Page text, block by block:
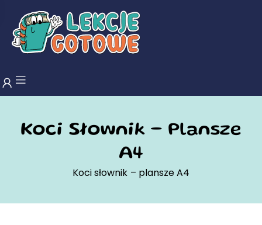
Koci Słownik – Plansze
A4
Koci słownik – plansze A4